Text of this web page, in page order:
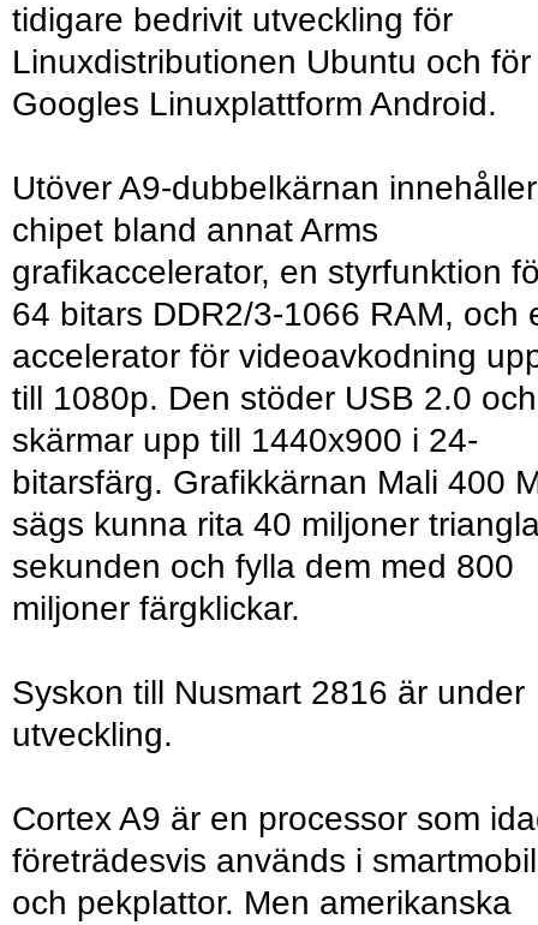
tidigare bedrivit utveckling för
Linuxdistributionen Ubuntu och för
Googles Linuxplattform Android.
Utöver A9-dubbelkärnan innehåller
chipet bland annat Arms
grafikaccelerator, en styrfunktion
64 bitars DDR2/3-1066 RAM, och
accelerator för videoavkodning
till 1080p. Den stöder USB 2.0 och
skärmar upp till 1440x900 i 24-
bitarsfärg. Grafikkärnan Mali 400
sägs kunna rita 40 miljoner
sekunden och fylla dem med 800
miljoner färgklickar.
Syskon till Nusmart 2816 är under
utveckling.
Cortex A9 är en processor som
företrädesvis används i
och pekplattor. Men amerikanska